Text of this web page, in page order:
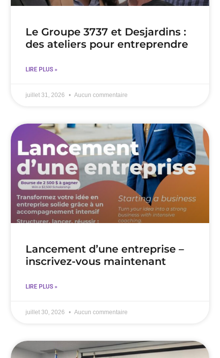
Le Groupe 3737 et Desjardins :
des ateliers pour entreprendre
LIRE PLUS »
juillet 31, 2026 Aucun commentaire
Lancement d’une entreprise –
inscrivez-vous maintenant
LIRE PLUS »
juillet 30, 2026 Aucun commentaire